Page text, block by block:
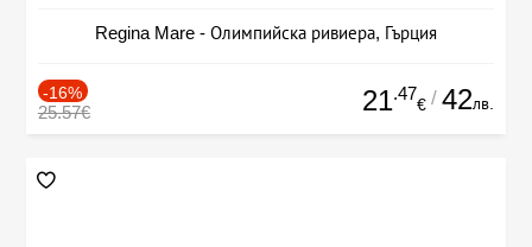
Regina Mare - Олимпийска ривиера, Гърция
-16%
25.57€ 21.47
€ / 42лв.